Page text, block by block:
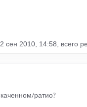
сен 2010, 14:58, всего
ратио?